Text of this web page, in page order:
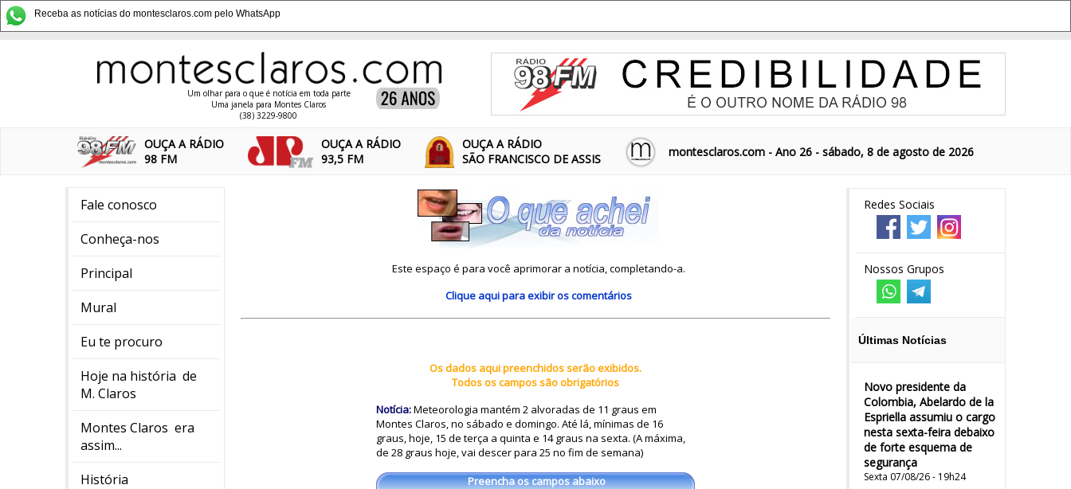
Receba as notícias do montesclaros.com pelo WhatsApp
Um olhar para o que é notícia em toda parte
Uma janela para Montes Claros
(38) 3229-9800
OUÇA A RÁDIO
98 FM
OUÇA A RÁDIO
93,5 FM
OUÇA A RÁDIO
SÃO FRANCISCO DE ASSIS
montesclaros.com - Ano 26 - sábado, 8 de agosto de 2026
Fale conosco
Conheça-nos
Principal
Mural
Eu te procuro
Hoje na história de
M. Claros
Montes Claros era
assim...
História
Redes Sociais
Nossos Grupos
Últimas Notícias
Novo presidente da
Colombia, Abelardo de la
Espriella assumiu o cargo
nesta sexta-feira debaixo
de forte esquema de
segurança
Sexta 07/08/26 - 19h24
Este espaço é para você aprimorar a notícia, completando-a.
Clique aquipara exibir os comentários
Os dados aqui preenchidos serão exibidos.
Todos os campos são obrigatórios
Notícia:Meteorologia mantém 2 alvoradas de 11 graus em
Montes Claros, no sábado e domingo. Até lá, mínimas de 16
graus, hoje, 15 de terça a quinta e 14 graus na sexta. (A máxima,
de 28 graus hoje, vai descer para 25 no fim de semana)
Preencha os campos abaixo